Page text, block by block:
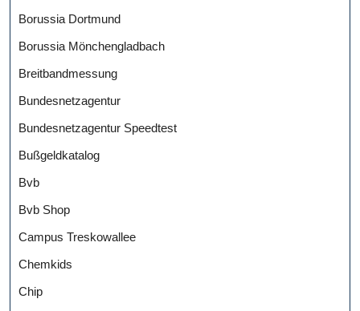
Borussia Dortmund
Borussia Mönchengladbach
Breitbandmessung
Bundesnetzagentur
Bundesnetzagentur Speedtest
Bußgeldkatalog
Bvb
Bvb Shop
Campus Treskowallee
Chemkids
Chip